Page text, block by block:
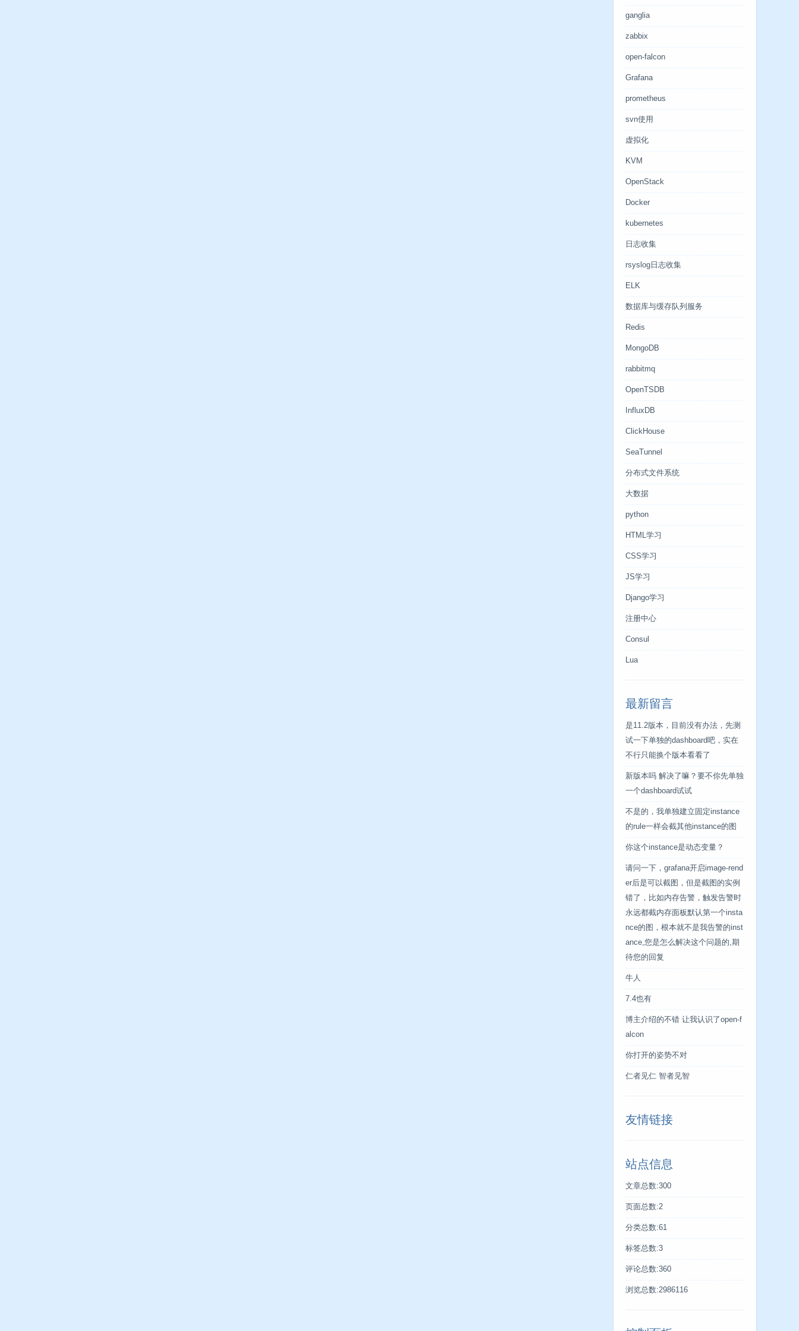
ganglia
zabbix
open-falcon
Grafana
prometheus
svn使用
虚拟化
KVM
OpenStack
Docker
kubernetes
日志收集
rsyslog日志收集
ELK
数据库与缓存队列服务
Redis
MongoDB
rabbitmq
OpenTSDB
InfluxDB
ClickHouse
SeaTunnel
分布式文件系统
大数据
python
HTML学习
CSS学习
JS学习
Django学习
注册中心
Consul
Lua
最新留言
是11.2版本，目前没有办法，先测
试一下单独的dashboard吧，实在
不行只能换个版本看看了
新版本吗 解决了嘛？要不你先单独
一个dashboard试试
不是的，我单独建立固定instance
的rule一样会截其他instance的图
你这个instance是动态变量？
请问一下，grafana开启image-rend
er后是可以截图，但是截图的实例
错了，比如内存告警，触发告警时
永远都截内存面板默认第一个insta
nce的图，根本就不是我告警的inst
ance,您是怎么解决这个问题的,期
待您的回复
牛人
7.4也有
博主介绍的不错 让我认识了open-f
alcon
你打开的姿势不对
仁者见仁 智者见智
友情链接
站点信息
文章总数:300
页面总数:2
分类总数:61
标签总数:3
评论总数:360
浏览总数:2986116